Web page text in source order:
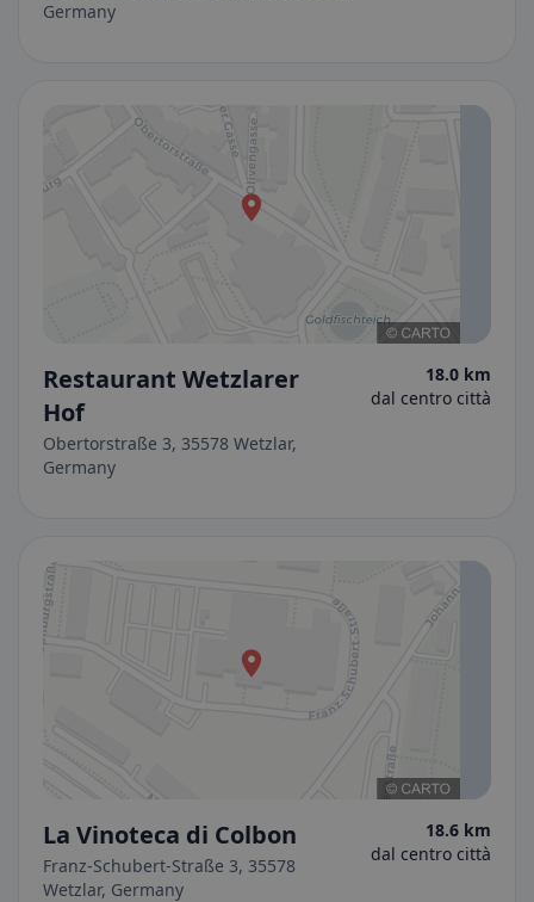
Germany
Restaurant Wetzlarer
Hof
Obertorstraße 3, 35578 Wetzlar,
Germany
18.0 km
dal centro città
La Vinoteca di Colbon
Franz-Schubert-Straße 3, 35578
Wetzlar, Germany
18.6 km
dal centro città